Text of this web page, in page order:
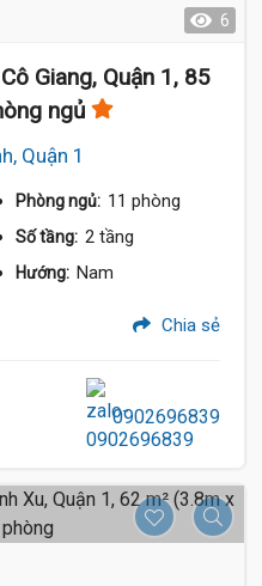
6
Giang, Quận 1, 85
ngủ
Quận 1
Phòng ngủ: 11 phòng
Số tầng: 2 tầng
Hướng: Nam
Chia sẻ
0902696839